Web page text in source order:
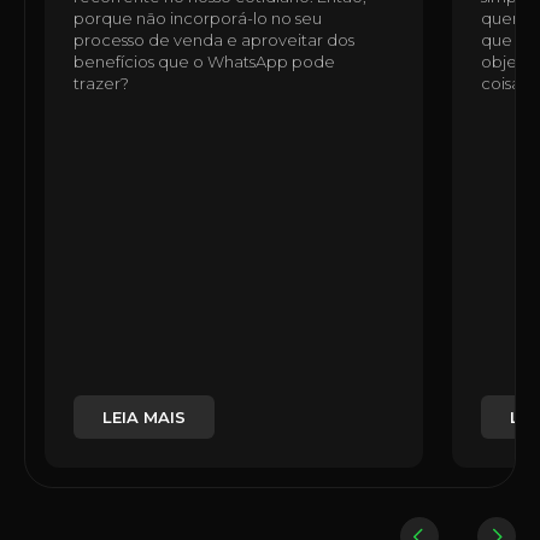
porque não incorporá-lo no seu
processo de venda e aproveitar dos
benefícios que o WhatsApp pode
trazer?
LEIA MAIS
quem
que
coisas,